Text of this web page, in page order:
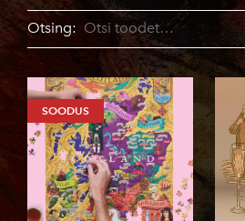
Otsing:
SOODUS